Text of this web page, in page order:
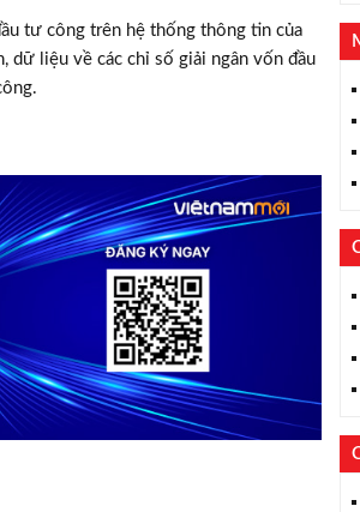
TƯ VẤN MIỄN
tư công trên hệ thống thông tin của
dữ liệu về các chỉ số giải ngân vốn đầu